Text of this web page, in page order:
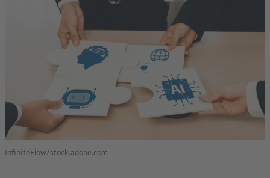
InfiniteFlow/stock.adobe.com